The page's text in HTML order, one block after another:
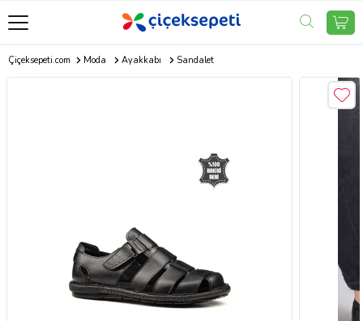
Çiçeksepeti.com Moda Ayakkabı Sandalet